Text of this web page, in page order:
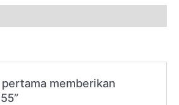
memberikan